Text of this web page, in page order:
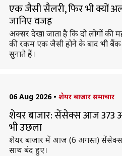
एक जैसी सैलरी, फिर भी क्यों
जानिए वजह
अक्सर देखा जाता है कि दो लोगों की
की रकम एक जैसी होने के बाद भी
सुनाते हैं।
06 Aug 2026 • शेयर बाजार समाचार
शेयर बाजार: सेंसेक्स आज 373
भी उछला
शेयर बाजार में आज (6 अगस्त) सेंसेक्स
साथ बंद हुए।